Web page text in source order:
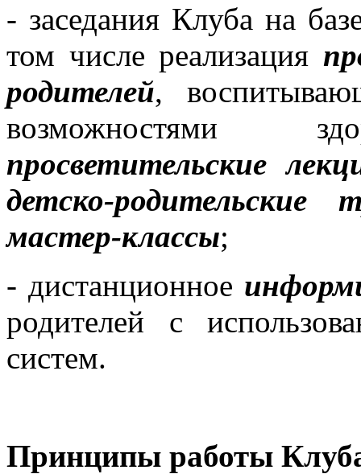
- заседания Клуба на
том числе реализация
родителей,
возможностями
просветительские
детско-родительские
мастер-классы;
- дистанционное
родителей с
систем.
Принципы работы